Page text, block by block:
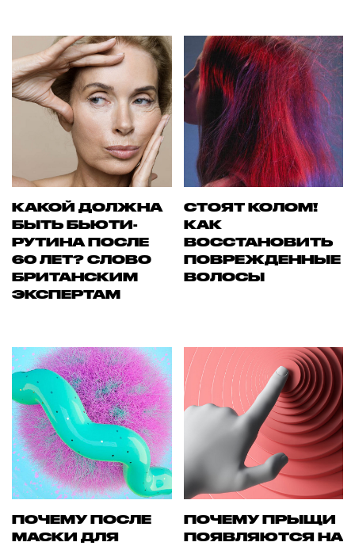
КАКОЙ ДОЛЖНА
БЫТЬ БЬЮТИ-
РУТИНА ПОСЛЕ
60 ЛЕТ? СЛОВО
БРИТАНСКИМ
ЭКСПЕРТАМ
СТОЯТ КОЛОМ!
КАК
ВОССТАНОВИТЬ
ПОВРЕЖДЕННЫЕ
ВОЛОСЫ
ПОЧЕМУ ПОСЛЕ
МАСКИ ДЛЯ
ПОЧЕМУ ПРЫЩИ
ПОЯВЛЯЮТСЯ НА